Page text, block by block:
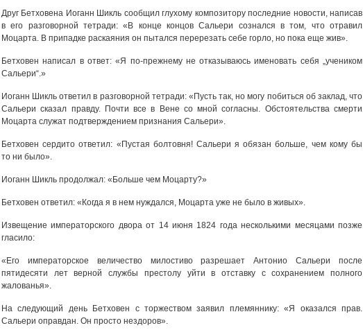
Друг Бетховена Иоганн Шикль сообщил глухому композитору последние новости, написав
в его разговорной тетради: «В конце концов Сальери сознался в том, что отравил
Моцарта. В припадке раскаяния он пытался перерезать себе горло, но пока еще жив».
Бетховен написал в ответ: «Я по-прежнему не отказываюсь именовать себя „учеником
Сальери“.»
Иоганн Шикль ответил в разговорной тетради: «Пусть так, но могу побиться об заклад, что
Сальери сказал правду. Почти все в Вене со мной согласны. Обстоятельства смерти
Моцарта служат подтверждением признания Сальери».
Бетховен сердито ответил: «Пустая болтовня! Сальери я обязан больше, чем кому бы
то ни было».
Иоганн Шикль продолжал: «Больше чем Моцарту?»
Бетховен ответил: «Когда я в нем нуждался, Моцарта уже не было в живых».
Извещение императорского двора от 14 июня 1824 года несколькими месяцами позже
гласило:
«Его императорское величество милостиво разрешает Антонио Сальери после
пятидесяти лет верной службы престолу уйти в отставку с сохранением полного
жалованья».
На следующий день Бетховен с торжеством заявил племяннику: «Я оказался прав.
Сальери оправдан. Он просто нездоров».